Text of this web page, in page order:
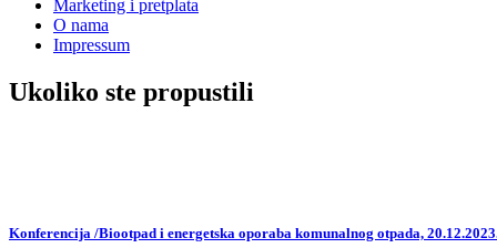
Marketing i pretplata
O nama
Impressum
Ukoliko ste propustili
Konferencija /Biootpad i energetska oporaba komunalnog otpada,